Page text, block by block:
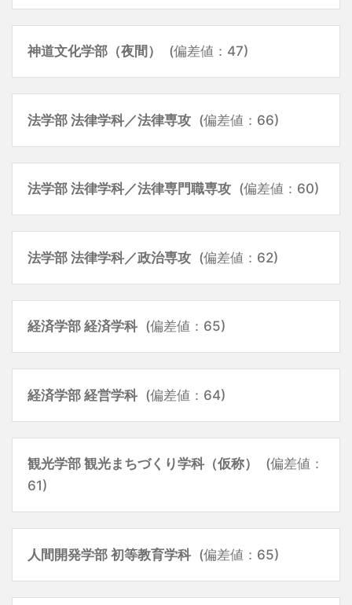
神道文化学部（夜間） (偏差値：47)
法学部 法律学科／法律専攻 (偏差値：66)
法学部 法律学科／法律専門職専攻 (偏差値：60)
法学部 法律学科／政治専攻 (偏差値：62)
経済学部 経済学科 (偏差値：65)
経済学部 経営学科 (偏差値：64)
観光学部 観光まちづくり学科（仮称）
(偏差値：
61)
人間開発学部 初等教育学科 (偏差値：65)